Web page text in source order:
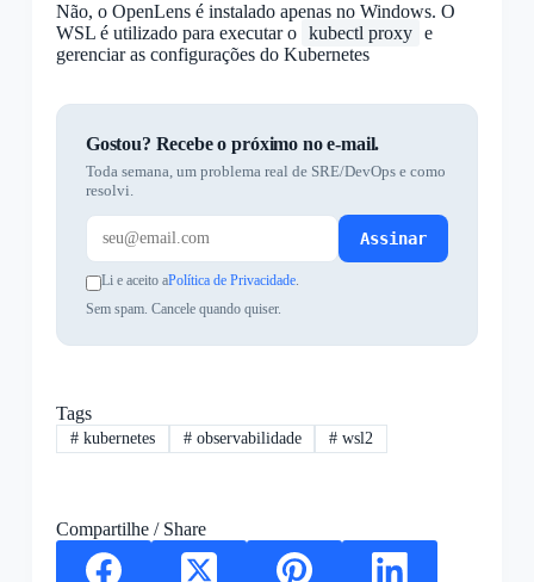
Não, o OpenLens é instalado apenas no Windows. O
WSL é utilizado para executar o kubectl proxy e
gerenciar as configurações do Kubernetes
Gostou? Recebe o próximo no e-mail.
Toda semana, um problema real de SRE/DevOps e como
resolvi.
Assinar
Li e aceito aPolítica de Privacidade.
Sem spam. Cancele quando quiser.
Tags
#kubernetes #observabilidade # wsl2
Compartilhe / Share